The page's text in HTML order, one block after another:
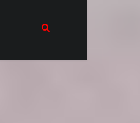
oameni in